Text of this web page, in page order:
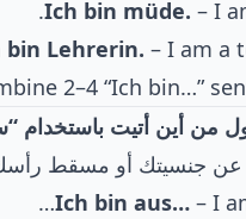
Ich bin müde. – I
bin Lehrerin. – I am a
2–4 “Ich bin…”
من أين أتيت باستخدام
عن جنسيتك أو مسقط
Ich bin aus… – I